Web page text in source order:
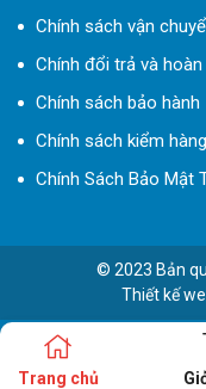
Chính sách vận
Chính đổi trả và hoàn
Chính sách bảo hành
Chính sách kiểm hàng
Chính Sách Bảo Mật
© 2023 Bản
Thiết kế
Trang chủ